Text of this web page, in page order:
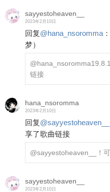
sayyestoheaven__
2023年2月10日
回复@hana_nsoromma ：
梦）
@hana_nsoromma
链接
hana_nsoromma
2023年2月10日
回复@sayyestoheaven__
享了歌曲链接
@sayyestoheaven__ ！
sayyestoheaven__
2023年2月10日